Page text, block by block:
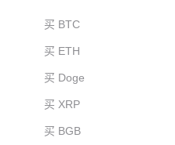
买 BTC
买 ETH
买 Doge
买 XRP
买 BGB